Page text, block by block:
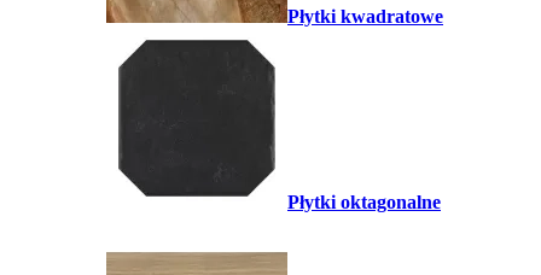
Płytki kwadratowe
Płytki oktagonalne